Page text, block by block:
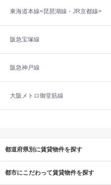
東海道本線<琵琶湖線・JR京都線>
阪急宝塚線
阪急神戸線
大阪メトロ御堂筋線
都道府県別に賃貸物件を探す
都市にこだわって賃貸物件を探す